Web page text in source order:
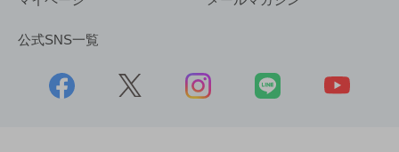
公式SNS一覧